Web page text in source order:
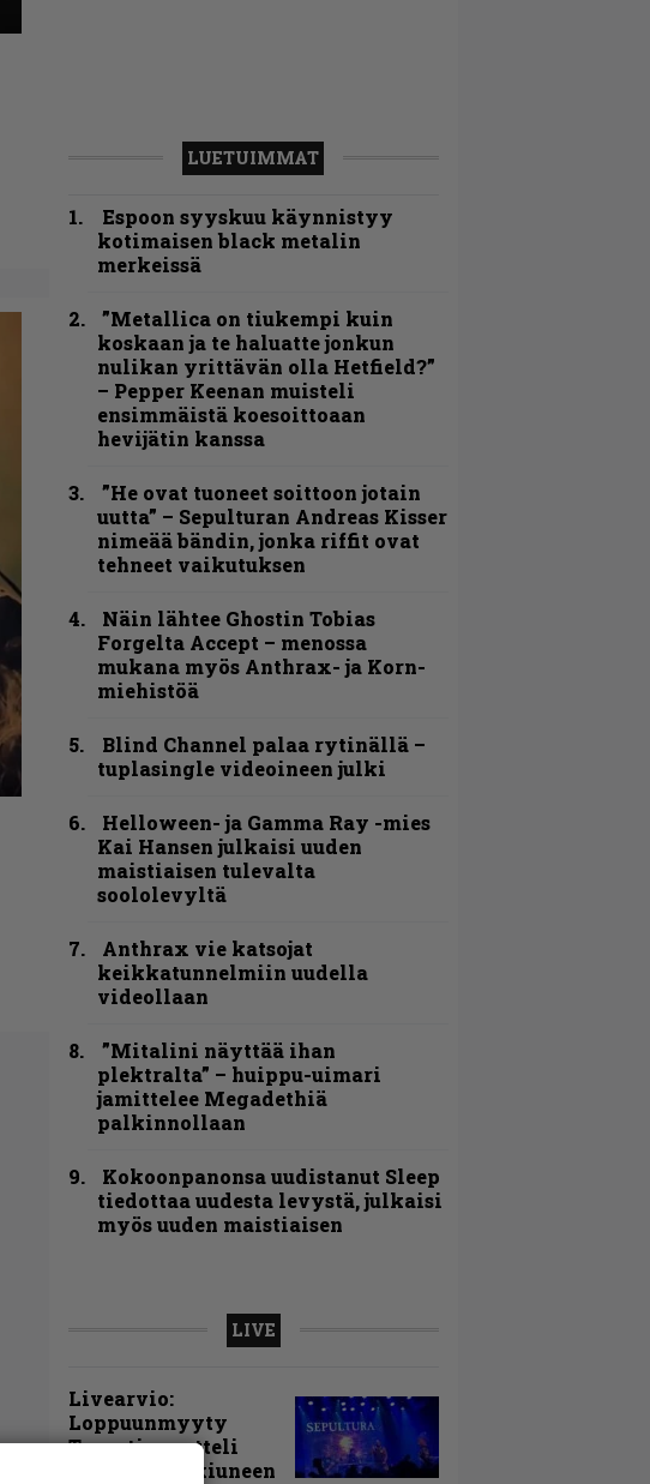
LUETUIMMAT
Espoon syyskuu käynnistyy
kotimaisen black metalin
merkeissä
”Metallica on tiukempi kuin
koskaan ja te haluatte jonkun
nulikan yrittävän olla Hetfield?”
– Pepper Keenan muisteli
ensimmäistä koesoittoaan
hevijätin kanssa
”He ovat tuoneet soittoon jotain
uutta” – Sepulturan Andreas Kisser
nimeää bändin, jonka riffit ovat
tehneet vaikutuksen
Näin lähtee Ghostin Tobias
Forgelta Accept – menossa
mukana myös Anthrax- ja Korn-
miehistöä
Blind Channel palaa rytinällä –
tuplasingle videoineen julki
Helloween- ja Gamma Ray -mies
Kai Hansen julkaisi uuden
maistiaisen tulevalta
soololevyltä
Anthrax vie katsojat
keikkatunnelmiin uudella
videollaan
”Mitalini näyttää ihan
plektralta” – huippu-uimari
jamittelee Megadethiä
palkinnollaan
Kokoonpanonsa uudistanut Sleep
tiedottaa uudesta levystä, julkaisi
myös uuden maistiaisen
LIVE
Livearvio:
Loppuunmyyty
Tavastia saatteli
Sepulturan ikiuneen